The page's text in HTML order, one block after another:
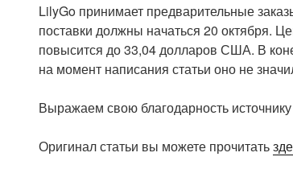
LilyGo принимает предварительные
поставки должны начаться 20 октября.
повысится до 33,04 долларов США. В
на момент написания статьи оно не
Выражаем свою благодарность
Оригинал статьи вы можете прочитать